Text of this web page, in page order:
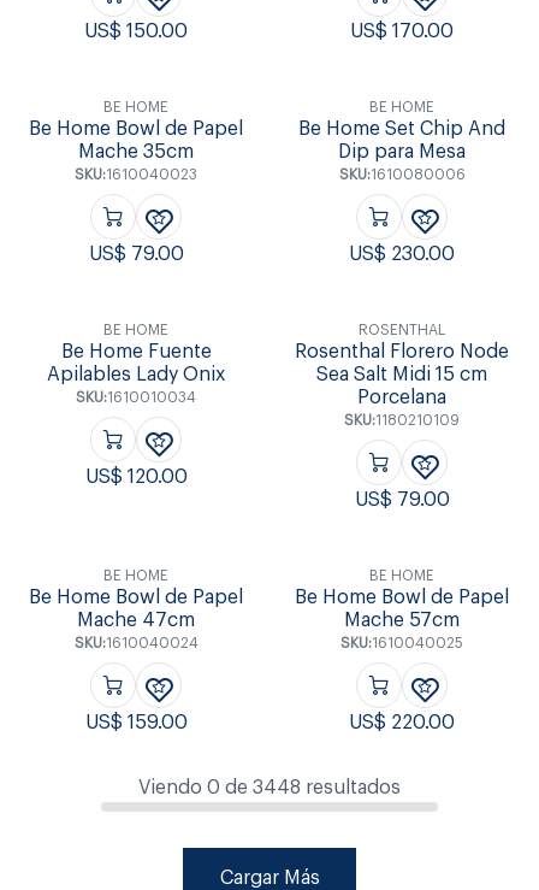
US$150.00 US$170.00
BE HOME
Be Home Bowl de Papel
Mache 35cm
SKU:1610040023
US$ 79.00
BE HOME
Be Home Set Chip And
Dip para Mesa
SKU:1610080006
US$ 230.00
BE HOME
Be Home Fuente
Apilables Lady Onix
SKU:1610010034
US$ 120.00
ROSENTHAL
Rosenthal Florero Node
Sea Salt Midi 15 cm
Porcelana
SKU:1180210109
US$ 79.00
BE HOME
Be Home Bowl de Papel
Mache 47cm
SKU:1610040024
US$ 159.00
BE HOME
Be Home Bowl de Papel
Mache 57cm
SKU:1610040025
US$ 220.00
Viendo 0 de 3448 resultados
Cargar Más